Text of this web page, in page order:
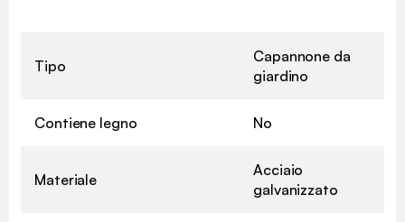
Tipo
Capannone da
giardino
Contiene legno No
Materiale
Acciaio
galvanizzato